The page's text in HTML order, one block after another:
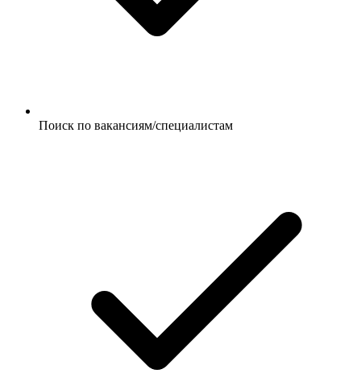
Поиск по вакансиям/специалистам